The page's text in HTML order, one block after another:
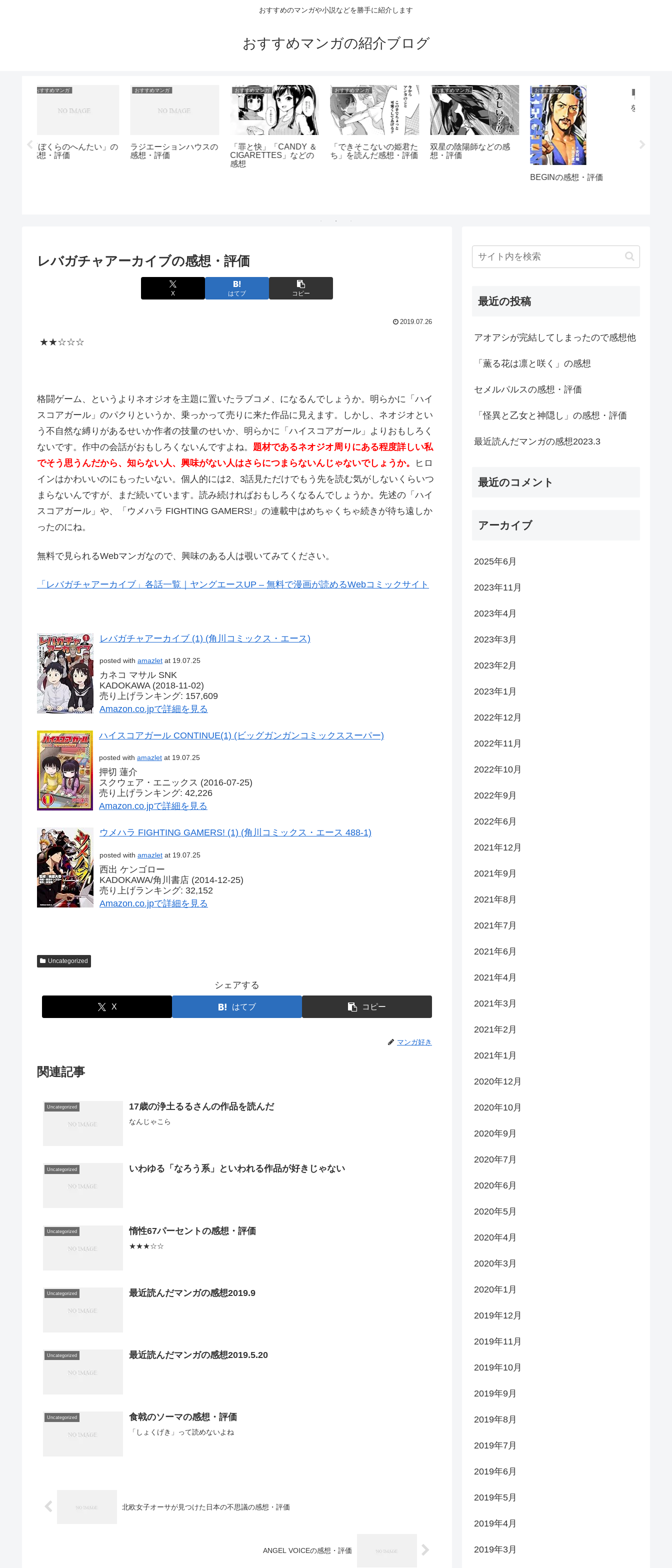
おすすめのマンガや小説などを勝手に紹介します
おすすめマンガの紹介ブログ
おすすめマンガ
をする」の感想・評価
おすすめマンガ おすすめマンガ
鬼滅の刃の感想・評価
おすすめマンガ
【ネタバレなし】憂国の
モリアーティの感想・評
価2
おすすめマンガ
銀狼ブラッドボーンを読
んだ感想・評価
おすすめマンガ
「六道の悪女たち」がお
もしろすぎた
レバガチャアーカイブの感想・評価
X はてブ コピー
2019.07.26
★★☆☆☆
格闘ゲーム、というよりネオジオを主題に置いたラブコメ、になるんでしょうか。明らかに「ハイ
スコアガール」のパクりというか、乗っかって売りに来た作品に見えます。しかし、ネオジオとい
う不自然な縛りがあるせいか作者の技量のせいか、明らかに「ハイスコアガール」よりおもしろく
ないです。作中の会話がおもしろくないんですよね。 題材であるネオジオ周りにある程度詳しい私
でそう思うんだから、知らない人、興味がない人はさらにつまらないんじゃないでしょうか。
ヒロ
インはかわいいのにもったいない。個人的には2、3話見ただけでもう先を読む気がしないくらいつ
まらないんですが、まだ続いています。読み続ければおもしろくなるんでしょうか。先述の「ハイ
スコアガール」や、「ウメハラ FIGHTING GAMERS!」の連載中はめちゃくちゃ続きが待ち遠しか
ったのにね。
無料で見られるWebマンガなので、興味のある人は覗いてみてください。
「レバガチャアーカイブ」各話一覧｜ヤングエースUP – 無料で漫画が読めるWebコミックサイト
レバガチャアーカイブ (1) (角川コミックス・エース)
posted with amazlet at 19.07.25
カネコ マサル SNK
KADOKAWA (2018-11-02)
売り上げランキング: 157,609
Amazon.co.jpで詳細を見る
ハイスコアガール CONTINUE(1) (ビッグガンガンコミックススーパー)
posted with amazlet at 19.07.25
押切 蓮介
スクウェア・エニックス (2016-07-25)
売り上げランキング: 42,226
Amazon.co.jpで詳細を見る
ウメハラ FIGHTING GAMERS! (1) (角川コミックス・エース 488-1)
posted with amazlet at 19.07.25
西出 ケンゴロー
KADOKAWA/角川書店 (2014-12-25)
売り上げランキング: 32,152
Amazon.co.jpで詳細を見る
Uncategorized
シェアする
X はてブ コピー
マンガ好き
関連記事
Uncategorized 17歳の浄土るるさんの作品を読んだ
なんじゃこら
Uncategorized いわゆる「なろう系」といわれる作品が好きじゃない
Uncategorized 惰性67パーセントの感想・評価
★★★☆☆
Uncategorized 最近読んだマンガの感想2019.9
Uncategorized 最近読んだマンガの感想2019.5.20
Uncategorized 食戟のソーマの感想・評価
「しょくげき」って読めないよね
北欧女子オーサが見つけた日本の不思議の感想・評価
ANGEL VOICEの感想・評価
最近の投稿
アオアシが完結してしまったので感想他
「薫る花は凛と咲く」の感想
セメルパルスの感想・評価
「怪異と乙女と神隠し」の感想・評価
最近読んだマンガの感想2023.3
最近のコメント
アーカイブ
2025年6月
2023年11月
2023年4月
2023年3月
2023年2月
2023年1月
2022年12月
2022年11月
2022年10月
2022年9月
2022年6月
2021年12月
2021年9月
2021年8月
2021年7月
2021年6月
2021年4月
2021年3月
2021年2月
2021年1月
2020年12月
2020年10月
2020年9月
2020年7月
2020年6月
2020年5月
2020年4月
2020年3月
2020年1月
2019年12月
2019年11月
2019年10月
2019年9月
2019年8月
2019年7月
2019年6月
2019年5月
2019年4月
2019年3月